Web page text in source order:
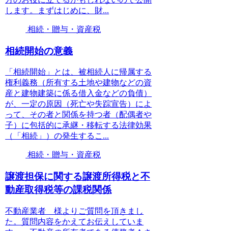
します。まずはじめに、財...
相続・贈与・資産税
相続開始の意義
「相続開始」とは、被相続人に帰属する
権利義務（所有する土地や建物などの資
産と建物建築に係る借入金などの負債）
が、一定の原因（死亡や失踪宣告）によ
って、その者と関係を持つ者（配偶者や
子）に包括的に承継・移転する法律効果
（「相続」）の発生するこ...
相続・贈与・資産税
譲渡担保に関する譲渡所得税と不
動産取得税等の課税関係
不動産業者 様よりご質問を頂きまし
た。質問内容をかえてお伝えしていま